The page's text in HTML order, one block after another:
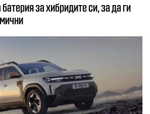
за хибридите си, за да ги